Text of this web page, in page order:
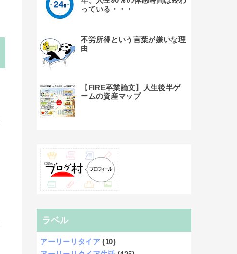
っている・・・
不労所得という言葉が嫌いな理
由
【FIRE卒業論文】人生後半ゲ
ームの資産マップ
ラベル
アーリーリタイア (10)